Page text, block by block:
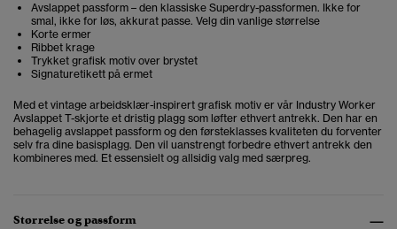
Avslappet passform – den klassiske Superdry-passformen. Ikke for
smal, ikke for løs, akkurat passe. Velg din vanlige størrelse
Korte ermer
Ribbet krage
Trykket grafisk motiv over brystet
Signaturetikett på ermet
Med et vintage arbeidsklær-inspirert grafisk motiv er vår Industry Worker
Avslappet T-skjorte et dristig plagg som løfter ethvert antrekk. Den har en
behagelig avslappet passform og den førsteklasses kvaliteten du forventer
selv fra dine basisplagg. Den vil uanstrengt forbedre ethvert antrekk den
kombineres med. Et essensielt og allsidig valg med særpreg.
Størrelse og passform